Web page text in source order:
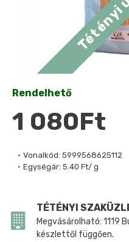
Vonalkód: 5999568625112
Egységár: 5.40 Ft/ g
Rendelhető
1 080Ft
TÉTÉNYI
Megvásárolható: 1119
készlettől függően.